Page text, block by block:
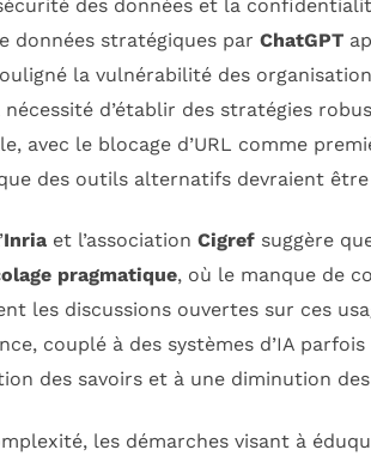
des données et la
données stratégiques par ChatGPT
la vulnérabilité des
d’établir des stratégies
avec le blocage d’URL comme
des outils alternatifs devraient
Inria et l’association Cigref suggère
pragmatique, où le manque de
les discussions ouvertes sur ces
couplé à des systèmes d’IA
des savoirs et à une diminution
les démarches visant à